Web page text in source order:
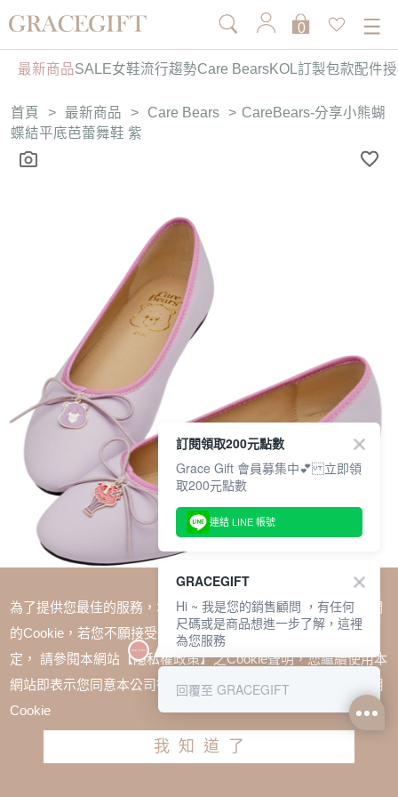
0
最新商品SALE女鞋流行趨勢Care BearsKOL訂製包款配件
首頁 > 最新商品 > Care Bears > CareBears-分享小熊蝴
蝶結平底芭蕾舞鞋 紫
CareBears-分享小熊蝴蝶結平底芭蕾舞鞋 紫
為了提供您最佳的服務，本網站會在您的電腦中放置並取用我們
的Cookie，若您不願接受Cookie時應如何變更電腦的Cookie設
定， 請參閱本網站【隱私權政策】之Cookie聲明，您繼續使用本
網站即表示您同意本公司得按本網站使用條款之Cookie聲明使用
Cookie
我知道了
訂閱領取200元點數
Grace Gift 會員募集中💕 立即領
取200元點數
連結 LINE 帳號
GRACEGIFT
Hi ~ 我是您的銷售顧問 ，有任何
尺碼或是商品想進一步了解，這裡
為您服務
回覆至 GRACEGIFT